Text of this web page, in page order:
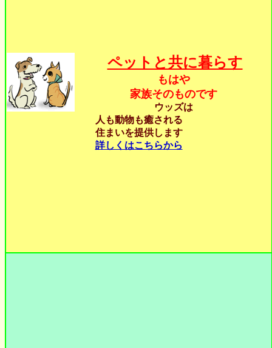
ペットと共に暮らす
もはや
家族そのものです
ウッズは
人も動物も癒される
住まいを提供します
詳しくはこちらから